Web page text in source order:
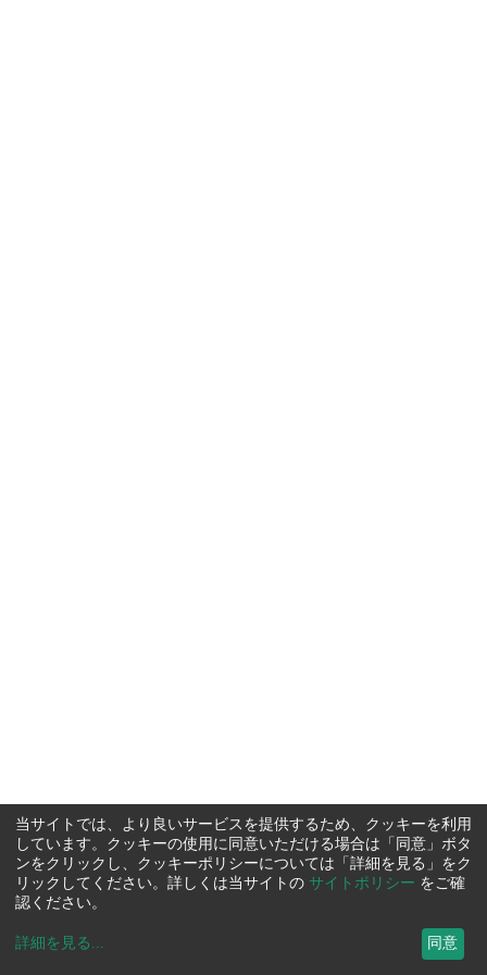
当サイトでは、より良いサービスを提供するため、クッキーを利用
しています。クッキーの使用に同意いただける場合は「同意」ボタ
ンをクリックし、クッキーポリシーについては「詳細を見る」をク
リックしてください。詳しくは当サイトの サイトポリシー をご確
認ください。
詳細を見る ... 同意